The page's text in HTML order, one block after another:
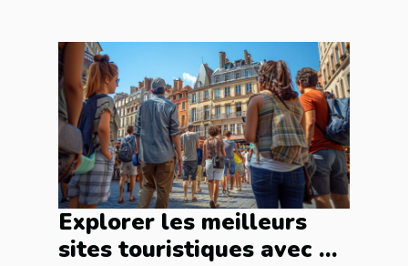
Explorer les meilleurs
sites touristiques avec un